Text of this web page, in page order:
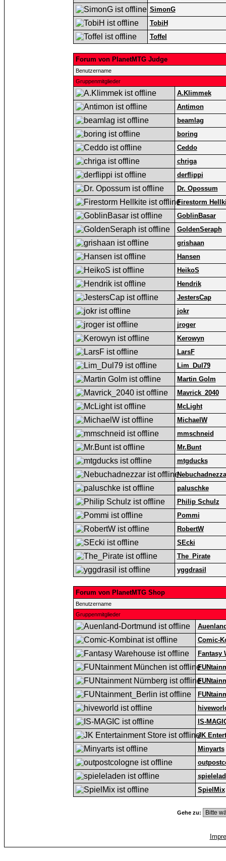
SimonG
TobiH
Toffel
Forum von PlanetMTG Judge
Benutzername
Gruppenmitglieder
A.Klimmek
Antimon
beamlag
boring
Ceddo
chriga
derflippi
Dr. Opossum
Firestorm
GoblinBasar
GoldenSeraph
grishaan
Hansen
HeikoS
Hendrik
JestersCap
jokr
jroger
Kerowyn
LarsF
Lim_Dul79
Martin Golm
Mavrick_2040
McLight
MichaelW
mmschneid
Mr.Bunt
mtgducks
paluschke
Philip Schulz
Pommi
RobertW
SEcki
The_Pirate
yggdrasil
Forum von PlanetMTG Shop
Benutzername
Gruppenmitglieder
Comic-
Fantasy
IS-
JK
Minyarts
SpielMix
Gehe zu: